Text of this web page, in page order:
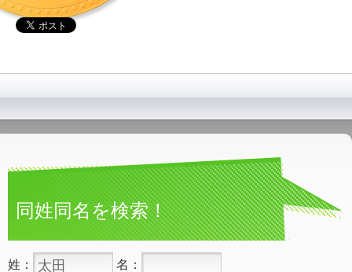
同姓同名を検索！
姓： 名：